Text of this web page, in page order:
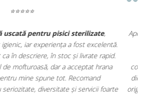
⭐⭐⭐⭐⭐
faptul că peehranaanimale.rogăsesc nu
și produse dinfarmacia veterinară:
și soluții de îngrijire. Este foarte
tot ce am nevoie pentru animalul meu
a fost rapidă, iar produsele au fost
Magazin serios, bine organizat și foarte util